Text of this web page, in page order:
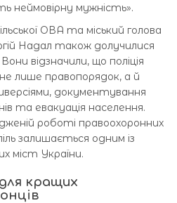
неймовірну мужність».
ОВА та міський голова
Надал також долучилися
відзначили, що поліція
лише правопорядок, а й
документування
та евакуація населення.
роботі правоохоронних
залишається одним із
міст України.
кращих